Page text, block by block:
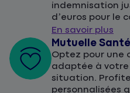
indemnisation
d’euros pour le
En savoir plus
Mutuelle Santé
Optez pour une
adaptée à
situation.
personnalisées